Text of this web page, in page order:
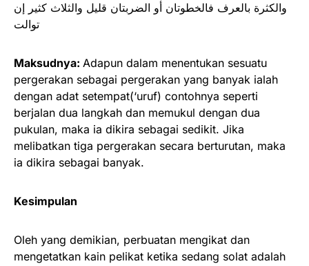
والكثرة بالعرف فالخطوتان أو الضربتان قليل والثلاث كثير إن
توالت
Maksudnya: Adapun dalam menentukan sesuatu
pergerakan sebagai pergerakan yang banyak ialah
dengan adat setempat(‘uruf) contohnya seperti
berjalan dua langkah dan memukul dengan dua
pukulan, maka ia dikira sebagai sedikit. Jika
melibatkan tiga pergerakan secara berturutan, maka
ia dikira sebagai banyak.
Kesimpulan
Oleh yang demikian, perbuatan mengikat dan
mengetatkan kain pelikat ketika sedang solat adalah